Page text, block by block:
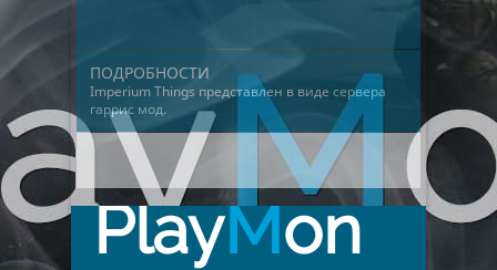
ПОДРОБНОСТИ
Imperium Things представлен в виде сервера
гаррис мод.
PlayMon